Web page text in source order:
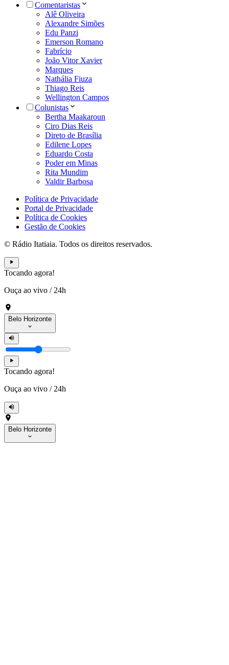
Comentaristas
Alê Oliveira
Alexandre Simões
Edu Panzi
Emerson Romano
Fabrício
João Vitor Xavier
Marques
Nathália Fiuza
Thiago Reis
Wellington Campos
Colunistas
Bertha Maakaroun
Ciro Dias Reis
Direto de Brasília
Edilene Lopes
Eduardo Costa
Poder em Minas
Rita Mundim
Valdir Barbosa
Política de Privacidade
Portal de Privacidade
Política de Cookies
Gestão de Cookies
© Rádio Itatiaia. Todos os direitos reservados.
Tocando agora!
Ouça ao vivo / 24h
Belo Horizonte
Tocando agora!
Ouça ao vivo / 24h
Belo Horizonte